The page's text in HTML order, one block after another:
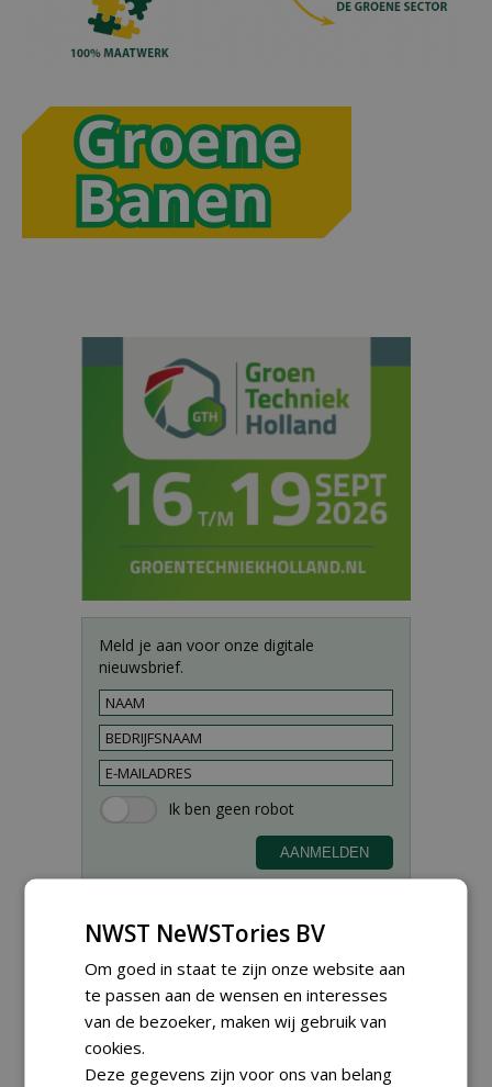
Meld je aan voor onze digitale
nieuwsbrief.
Proefveldmedewerker/
Chauffeur
landbouwmachines bij DSV
06-08-2026, Ven-Zelderheide
NWST NeWSTories BV
Om goed in staat te zijn onze website aan
te passen aan de wensen en interesses
van de bezoeker, maken wij gebruik van
cookies.
Deze gegevens zijn voor ons van belang